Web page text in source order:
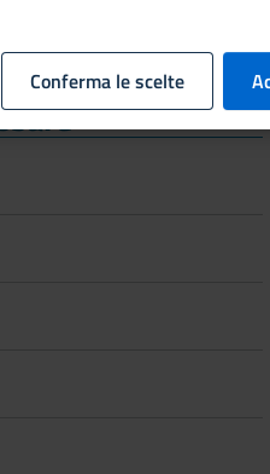
Conferma le scelte